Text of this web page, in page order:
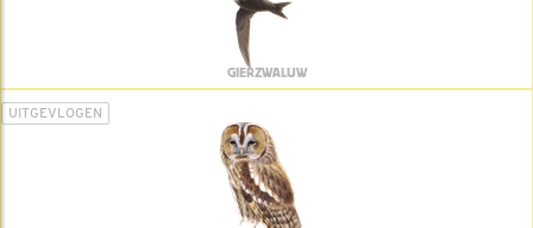
GIERZWALUW
UITGEVLOGEN